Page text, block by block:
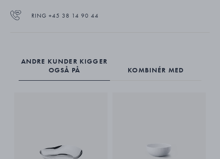
RING +45 38 14 90 44
ANDRE KUNDER KIGGER
OGSÅ PÅ
KOMBINÉR MED